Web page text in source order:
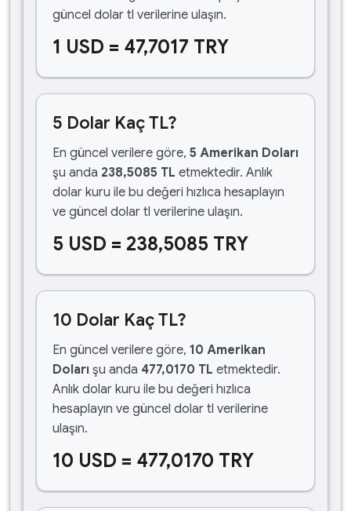
güncel dolar tl verilerine ulaşın.
1 USD = 47,7017 TRY
5 Dolar Kaç TL?
En güncel verilere göre, 5 Amerikan Doları
şu anda 238,5085 TL etmektedir. Anlık
dolar kuru ile bu değeri hızlıca hesaplayın
ve güncel dolar tl verilerine ulaşın.
5 USD = 238,5085 TRY
10 Dolar Kaç TL?
En güncel verilere göre, 10 Amerikan
Doları şu anda 477,0170 TL etmektedir.
Anlık dolar kuru ile bu değeri hızlıca
hesaplayın ve güncel dolar tl verilerine
ulaşın.
10 USD = 477,0170 TRY